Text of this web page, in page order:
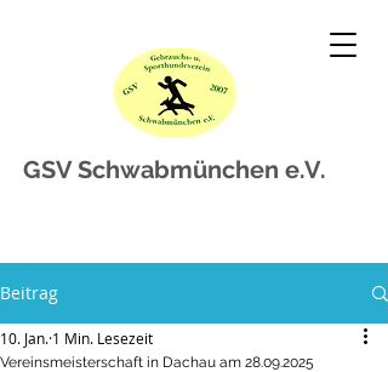
GSV Schwabmünchen e.V.
Beitrag
Vereinsmeisterschaft in Dachau am 28.09.2025
10. Jan. 1 Min. Lesezeit